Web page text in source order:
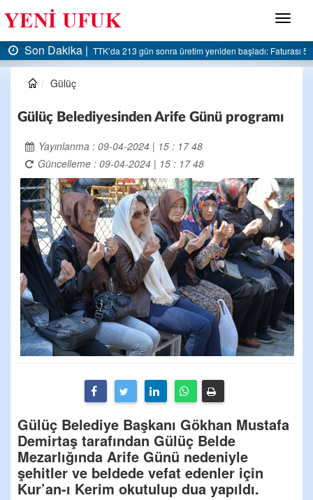
Menü
Son Dakika | AK Parti Ereğli İlçe Başkanlığı’ndan belediyeye sert
Gülüç
Gülüç Belediyesinden Arife Günü programı
Yayınlanma : 09-04-2024 | 15 : 17 48
Güncelleme : 09-04-2024 | 15 : 17 48
Gülüç Belediye Başkanı Gökhan Mustafa
Demirtaş tarafından Gülüç Belde
Mezarlığında Arife Günü nedeniyle
şehitler ve beldede vefat edenler için
Kur’an-ı Kerim okutulup dua yapıldı.